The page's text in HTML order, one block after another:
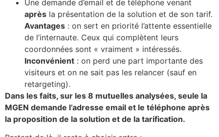
Une demande d’email et de téléphone venant
après la présentation de la solution et de son tarif.
Avantages : on sert en priorité l’attente essentielle
de l’internaute. Ceux qui complètent leurs
coordonnées sont « vraiment » intéressés.
Inconvénient : on perd une part importante des
visiteurs et on ne sait pas les relancer (sauf en
retargeting).
Dans les faits, sur les 8 mutuelles analysées, seule la
MGEN demande l’adresse email et le téléphone après
la proposition de la solution et de la tarification.